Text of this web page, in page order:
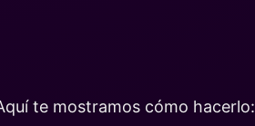
te mostramos cómo hacerlo: